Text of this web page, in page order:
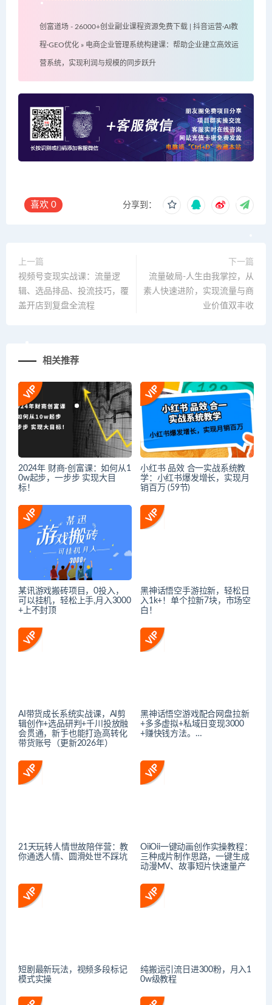
创富道场 - 26000+创业副业课程资源免费下载 | 抖音运营·AI教
程·GEO优化 » 电商企业管理系统构建课：帮助企业建立高效运
营系统，实现利润与规模的同步跃升
喜欢 0 分享到：
上一篇
视频号变现实战课：流量逻
辑、选品排品、投流技巧，覆
盖开店到复盘全流程
下一篇
流量破局-人生由我掌控，从
素人快速进阶，实现流量与商
业价值双丰收
相关推荐
2024年 财商-创富课：如何从1
0w起步，一步步 实现大目
标！
小红书 品效 合一实战系统教
学：小红书爆发增长，实现月
销百万 (59节)
某讯游戏搬砖项目，0投入，
可以挂机，轻松上手,月入3000
+上不封顶
黑神话悟空手游拉新，轻松日
入1k+！单个拉新7块，市场空
白！
AI带货成长系统实战课，AI剪
辑创作+选品研判+千川投放融
会贯通，新手也能打造高转化
带货账号（更新2026年）
黑神话悟空游戏配合网盘拉新
+多多虚拟+私域日变现3000
+赚快钱方法。…
21天玩转人情世故陪伴营：教
你通透人情、圆滑处世不踩坑
OiiOii一键动画创作实操教程：
三种成片制作思路，一键生成
动漫MV、故事短片快速量产
短剧最新玩法，视频多段标记
模式实操
纯搬运引流日进300粉，月入1
0w级教程